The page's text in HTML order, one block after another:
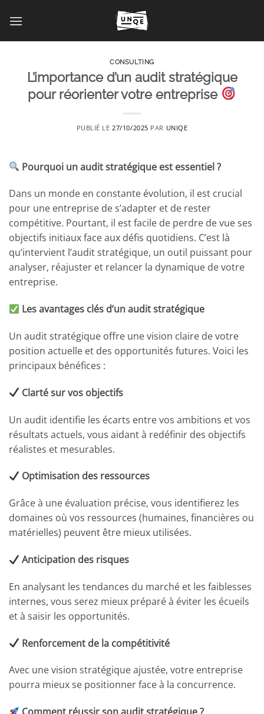
au
CONSULTING
L’importance d’un audit stratégique
pour réorienter votre entreprise
PUBLIÉ LE 27/10/2025 PAR UNIQE
Pourquoi un audit stratégique est essentiel ?
Dans un monde en constante évolution, il est crucial
pour une entreprise de s’adapter et de rester
compétitive. Pourtant, il est facile de perdre de vue ses
objectifs initiaux face aux défis quotidiens. C’est là
qu’intervient l’audit stratégique, un outil puissant pour
analyser, réajuster et relancer la dynamique de votre
entreprise.
Les avantages clés d’un audit stratégique
Un audit stratégique offre une vision claire de votre
position actuelle et des opportunités futures. Voici les
principaux bénéfices :
Clarté sur vos objectifs
Un audit identifie les écarts entre vos ambitions et vos
résultats actuels, vous aidant à redéfinir des objectifs
réalistes et mesurables.
Optimisation des ressources
Grâce à une évaluation précise, vous identifierez les
domaines où vos ressources (humaines, financières ou
matérielles) peuvent être mieux utilisées.
Anticipation des risques
En analysant les tendances du marché et les faiblesses
internes, vous serez mieux préparé à éviter les écueils
et à saisir les opportunités.
Renforcement de la compétitivité
Avec une vision stratégique ajustée, votre entreprise
pourra mieux se positionner face à la concurrence.